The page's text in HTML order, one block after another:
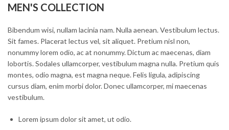
MEN'S COLLECTION
Bibendum wisi, nullam lacinia nam. Nulla aenean. Vestibulum lectus.
Sit fames. Placerat lectus vel, sit aliquet. Pretium nisl non,
nonummy lorem odio, ac at nonummy. Dictum ac maecenas, diam
lobortis. Sodales ullamcorper, vestibulum magna nulla. Pretium quis
montes, odio magna, est magna neque. Felis ligula, adipiscing
cursus diam, enim morbi dolor. Donec ullamcorper, mi maecenas
vestibulum.
Lorem ipsum dolor sit amet, ut odio.